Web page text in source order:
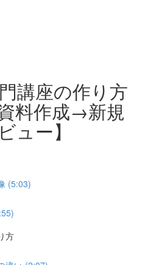
講座の作り方
料作成→新規
ュー】
(5:03)
方